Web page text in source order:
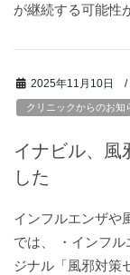
が継続する可能性
2025年11月10日 /
クリニックからのお知
イナビル、風
した
インフルエンザや
では、 ・インフ
ジナル「風邪対策